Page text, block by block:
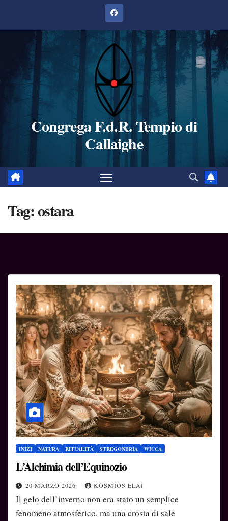
Congrega F.d.R. Tempio di
Callaighe
Tag:ostara
INIZI NATURA RITUALITÀ STREGONERIA WICCA
L’Alchimia dell’Equinozio
20 MARZO 2026 KÒSMIOS ELAI
Il gelo dell’inverno non era stato un semplice
fenomeno atmosferico, ma una crosta di sale